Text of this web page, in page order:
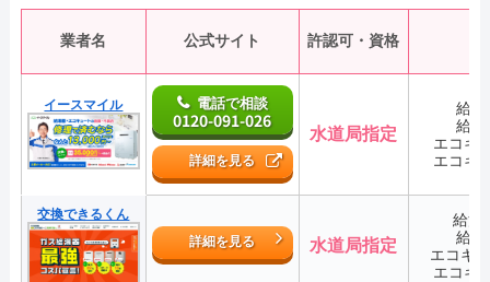
業者名 公式サイト 許認可・資格
イースマイル 電話で相談
0120-091-026
詳細を見る
水道局指定
給
給
エコキ
エコキ
交換できるくん
詳細を見る
水道局指定
給湯
給
エコキ
エコキ